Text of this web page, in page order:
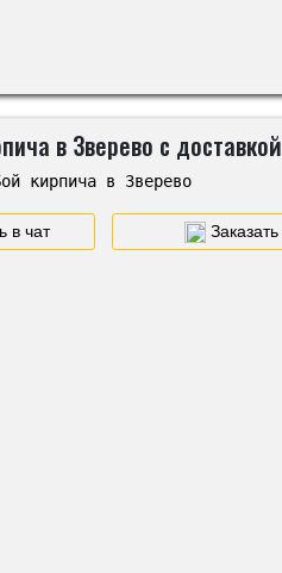
в Зверево с доставкой
кирпича в Зверево
в чат Заказать